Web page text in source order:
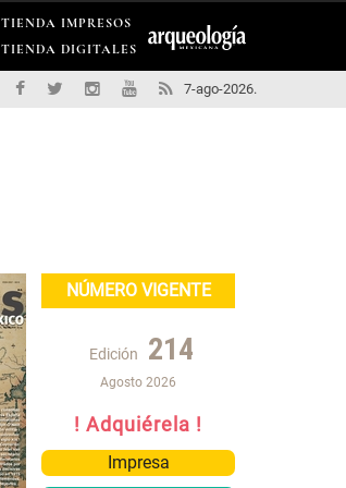
TIENDA IMPRESOS
TIENDA DIGITALES
7-ago-2026.
NÚMERO VIGENTE
Edición 214
Agosto 2026
! Adquiérela !
Impresa